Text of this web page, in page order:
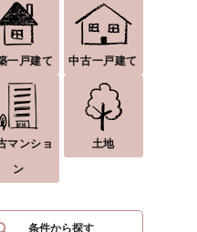
一戸建て 中古一戸建て
マンショ
ン
土地
条件から探す